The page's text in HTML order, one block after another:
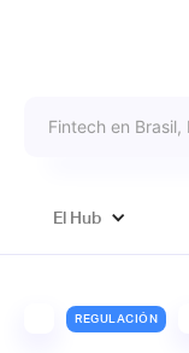
El Hub
REGULACIÓN